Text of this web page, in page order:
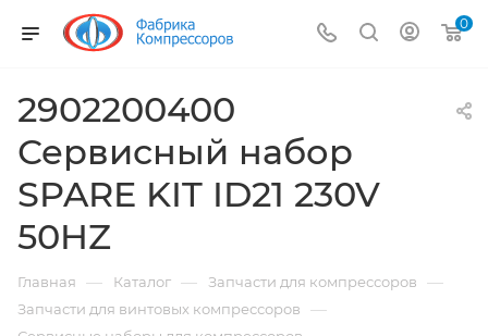
0
2902200400
Сервисный набор
SPARE KIT ID21 230V
50HZ
Главная — Каталог — Запчасти для компрессоров —
Запчасти для винтовых компрессоров —